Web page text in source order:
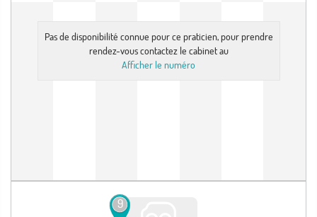
Pas de disponibilité connue pour ce praticien, pour prendre
rendez-vous contactez le cabinet au
Afficher le numéro
9